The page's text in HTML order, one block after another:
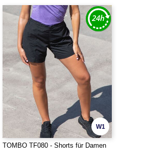
W1
TOMBO TF080 - Shorts für Damen